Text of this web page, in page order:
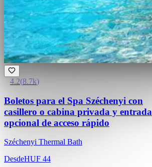
4.2(8.7k)
Boletos para el Spa Széchenyi con
casillero o cabina privada y entrada
opcional de acceso rápido
Széchenyi Thermal Bath
DesdeHUF 44